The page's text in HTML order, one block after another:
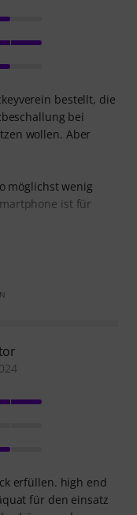
bestellt, die
bei
wollen. Aber
möglichst wenig
ist für
erfüllen. high end
für den einsatz